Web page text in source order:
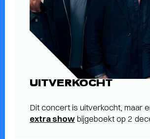
UITVERKOCHT
Dit concert is uitverkocht, maar
extra showbijgeboekt op 2